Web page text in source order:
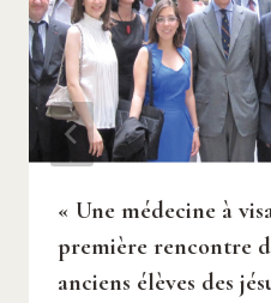
« Une médecine à
première rencontre
anciens élèves des